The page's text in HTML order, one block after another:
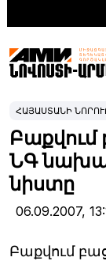
ՀԱՅԱՍՏԱՆԻ
Բաքվում
ՆԳ
նիստը
06.09.2007,
Բաքվում